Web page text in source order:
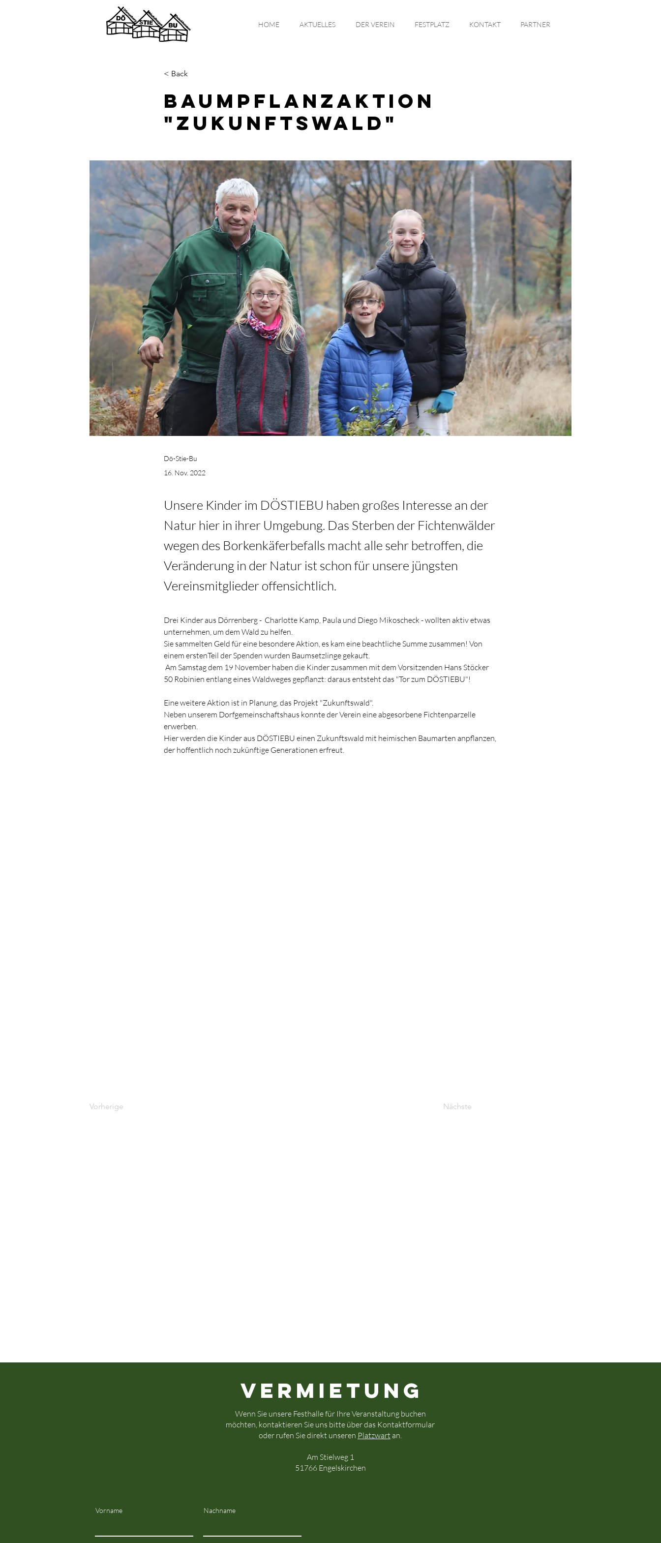
HOME AKTUELLES DER VEREIN FESTPLATZ KONTAKT PARTNER
< Back
Baumpflanzaktion
"Zukunftswald"
Dö-Stie-Bu
16. Nov. 2022
Unsere Kinder im DÖSTIEBU haben großes Interesse an der
Natur hier in ihrer Umgebung. Das Sterben der Fichtenwälder
wegen des Borkenkäferbefalls macht alle sehr betroffen, die
Veränderung in der Natur ist schon für unsere jüngsten
Vereinsmitglieder offensichtlich.
Drei Kinder aus Dörrenberg -  Charlotte Kamp, Paula und Diego Mikoscheck - wollten aktiv etwas
unternehmen, um dem Wald zu helfen.
Sie sammelten Geld für eine besondere Aktion, es kam eine beachtliche Summe zusammen! Von
einem erstenTeil der Spenden wurden Baumsetzlinge gekauft.
Am Samstag dem 19 November haben die Kinder zusammen mit dem Vorsitzenden Hans Stöcker
50 Robinien entlang eines Waldweges gepflanzt: daraus entsteht das "Tor zum DÖSTIEBU"!
Eine weitere Aktion ist in Planung, das Projekt "Zukunftswald".
Neben unserem Dorfgemeinschaftshaus konnte der Verein eine abgesorbene Fichtenparzelle
erwerben.
Hier werden die Kinder aus DÖSTIEBU einen Zukunftswald mit heimischen Baumarten anpflanzen,
der hoffentlich noch zukünftige Generationen erfreut.
Vorherige Nächste
Vermietung
Wenn Sie unsere Festhalle für Ihre Veranstaltung buchen
möchten, kontaktieren Sie uns bitte über das Kontaktformular
oder rufen Sie direkt unseren Platzwart an.
Am Stielweg 1
51766 Engelskirchen
Vorname Nachname